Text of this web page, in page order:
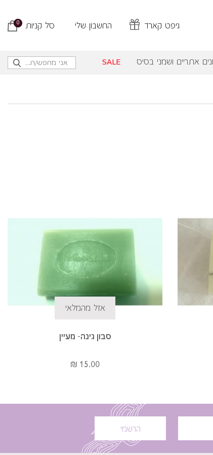
סל קניות 0 החשבון שלי גיפט קארד
אתריים ושמני בסיס SALE
אזל מהמלאי
סבון גינה- מעיין
15.00 ₪
הרשמי